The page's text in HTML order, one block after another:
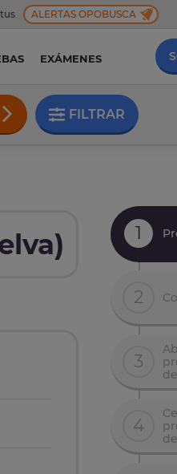
ALERTAS OPOBUSCA
EXÁMENES
FILTRAR
1
2
3
4